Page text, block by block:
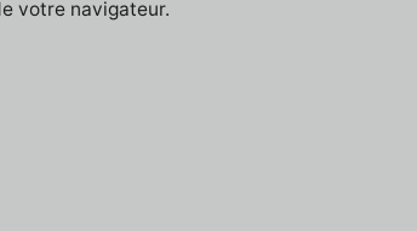
votre navigateur.